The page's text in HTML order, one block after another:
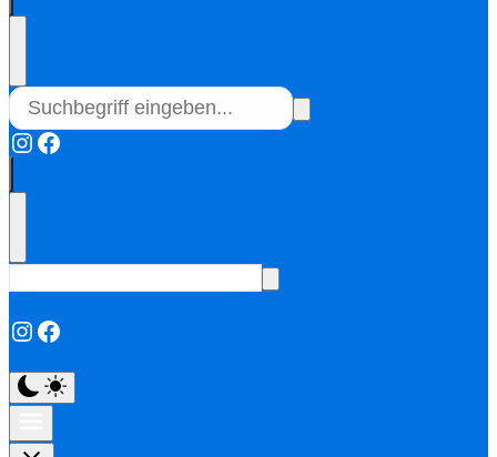
Instagram
Facebook
Instagram
Facebook